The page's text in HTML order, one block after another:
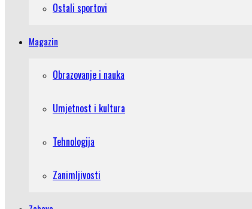
Ostali sportovi
Magazin
Obrazovanje i nauka
Umjetnost i kultura
Tehnologija
Zanimljivosti